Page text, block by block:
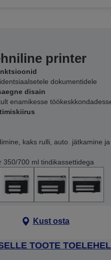
printer
dokumentidele
disain
enamikesse
kaks rulli, auto. jätkamine
350/700 ml tindikassettidega
Kust osta
TOOTE